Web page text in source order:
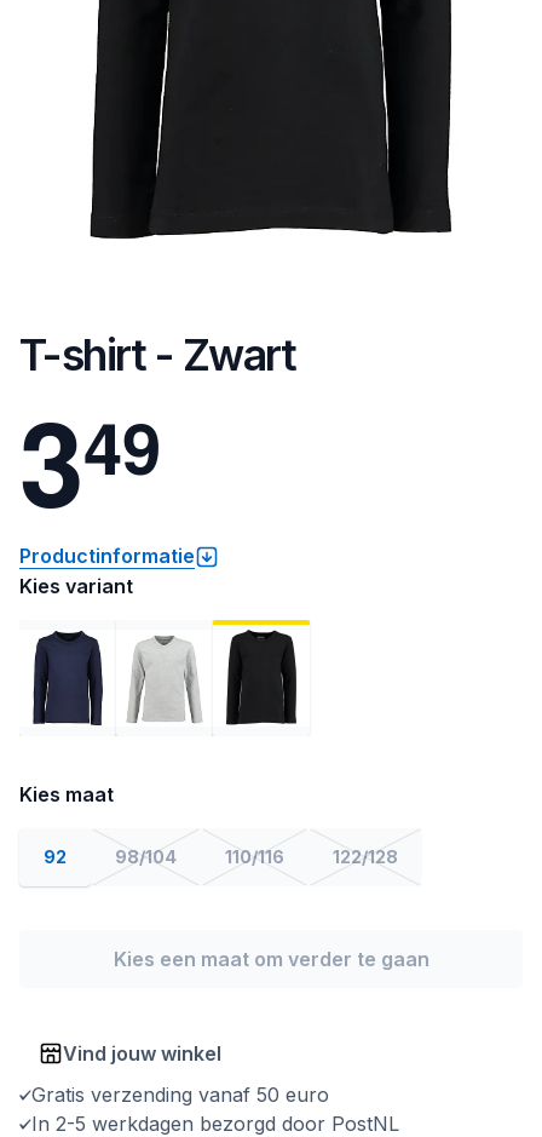
T-shirt - Zwart
349
Productinformatie
Kies variant
Kies maat
92 98/104 110/116 122/128
Kies een maat om verder te gaan
Vind jouw winkel
Gratis verzending vanaf 50 euro
In 2-5 werkdagen bezorgd door PostNL